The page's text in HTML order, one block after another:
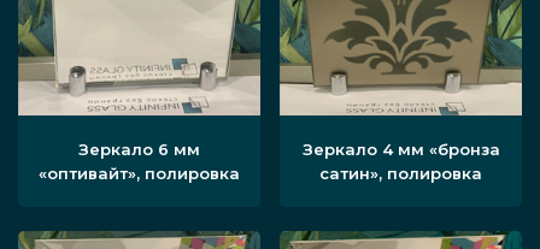
Зеркало 6 мм
«оптивайт», полировка
Зеркало 4 мм «бронза
сатин», полировка